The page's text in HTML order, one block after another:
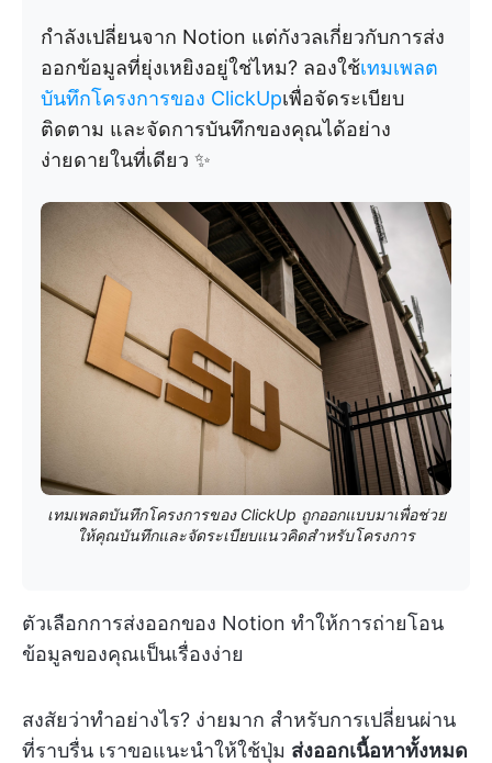
กำลังเปลี่ยนจาก Notion แต่กังวลเกี่ยวกับการส่ง
ออกข้อมูลที่ยุ่งเหยิงอยู่ใช่ไหม? ลองใช้เทมเพลต
บันทึกโครงการของ ClickUpเพื่อจัดระเบียบ
ติดตาม และจัดการบันทึกของคุณได้อย่าง
ง่ายดายในที่เดียว ✨
เทมเพลตบันทึกโครงการของ ClickUp ถูกออกแบบมาเพื่อช่วย
ให้คุณบันทึกและจัดระเบียบแนวคิดสำหรับโครงการ
ตัวเลือกการส่งออกของ Notion ทำให้การถ่ายโอน
ข้อมูลของคุณเป็นเรื่องง่าย
สงสัยว่าทำอย่างไร? ง่ายมาก สำหรับการเปลี่ยนผ่าน
ที่ราบรื่น เราขอแนะนำให้ใช้ปุ่ม ส่งออกเนื้อหาทั้งหมด